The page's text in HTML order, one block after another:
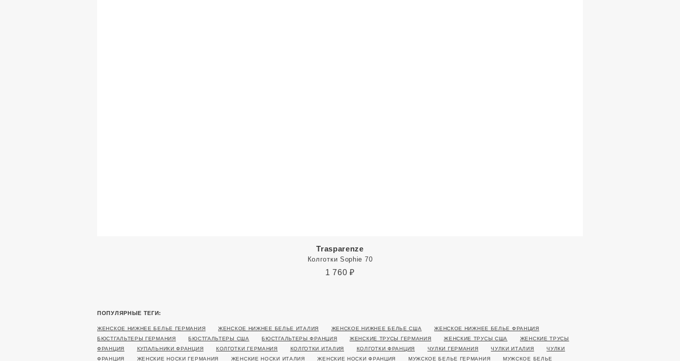
Trasparenze
Колготки Sophie 70
1 760 ₽
ПОПУЛЯРНЫЕ ТЕГИ:
ЖЕНСКОЕ НИЖНЕЕ БЕЛЬЕ ГЕРМАНИЯ ЖЕНСКОЕ НИЖНЕЕ БЕЛЬЕ ИТАЛИЯ ЖЕНСКОЕ НИЖНЕЕ БЕЛЬЕ США
ЖЕНСКОЕ НИЖНЕЕ БЕЛЬЕ ФРАНЦИЯ
БЮСТГАЛЬТЕРЫ ГЕРМАНИЯ
БЮСТГАЛЬТЕРЫ США БЮСТГАЛЬТЕРЫ ФРАНЦИЯ ЖЕНСКИЕ ТРУСЫ ГЕРМАНИЯ ЖЕНСКИЕ ТРУСЫ США
ЖЕНСКИЕ ТРУСЫ
ФРАНЦИЯ
КУПАЛЬНИКИ ФРАНЦИЯ КОЛГОТКИ ГЕРМАНИЯ КОЛГОТКИ ИТАЛИЯ КОЛГОТКИ ФРАНЦИЯ ЧУЛКИ ГЕРМАНИЯ ЧУЛКИ ИТАЛИЯ
ЧУЛКИ
ФРАНЦИЯ
ЖЕНСКИЕ НОСКИ ГЕРМАНИЯ ЖЕНСКИЕ НОСКИ ИТАЛИЯ ЖЕНСКИЕ НОСКИ ФРАНЦИЯ МУЖСКОЕ БЕЛЬЕ ГЕРМАНИЯ МУЖСКОЕ БЕЛЬЕ